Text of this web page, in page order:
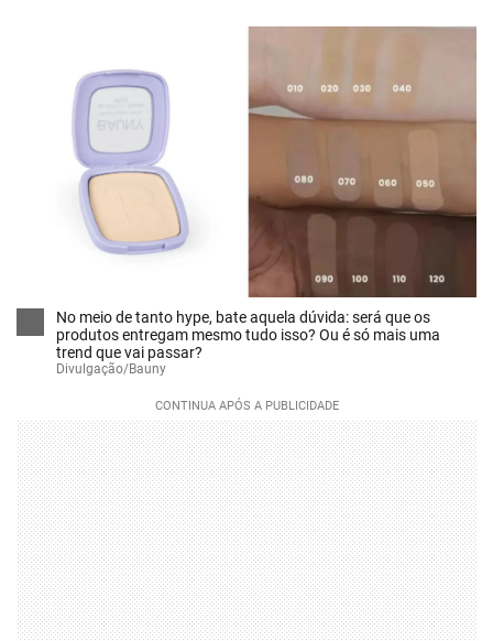
No meio de tanto hype, bate aquela dúvida: será que os
produtos entregam mesmo tudo isso? Ou é só mais uma
trend que vai passar?
Divulgação/Bauny